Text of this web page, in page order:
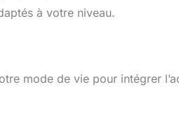
à votre niveau.
mode de vie pour intégrer